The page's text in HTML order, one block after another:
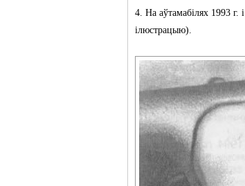
4. На аўтамабілях 1993 г.
ілюстрацыю).